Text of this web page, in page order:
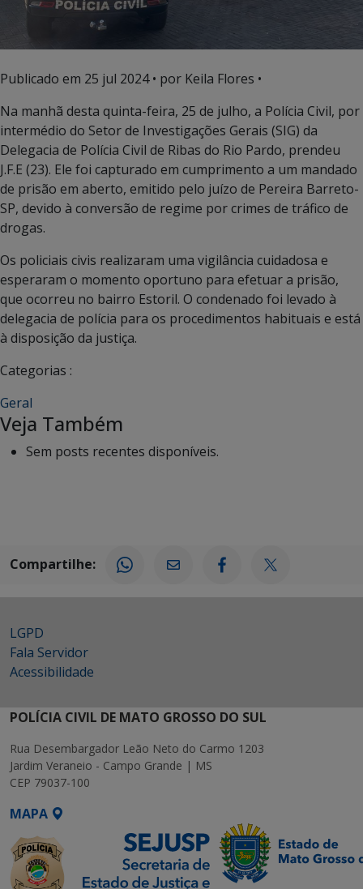
Publicado em 25 jul 2024• por Keila Flores •
Na manhã desta quinta-feira, 25 de julho, a Polícia Civil, por
intermédio do Setor de Investigações Gerais (SIG) da
Delegacia de Polícia Civil de Ribas do Rio Pardo, prendeu
J.F.E (23). Ele foi capturado em cumprimento a um mandado
de prisão em aberto, emitido pelo juízo de Pereira Barreto-
SP, devido à conversão de regime por crimes de tráfico de
drogas.
Os policiais civis realizaram uma vigilância cuidadosa e
esperaram o momento oportuno para efetuar a prisão,
que ocorreu no bairro Estoril. O condenado foi levado à
delegacia de polícia para os procedimentos habituais e está
à disposição da justiça.
Categorias :
Geral
Veja Também
Sem posts recentes disponíveis.
Compartilhe:
LGPD
Fala Servidor
Acessibilidade
POLÍCIA CIVIL DE MATO GROSSO DO SUL
Rua Desembargador Leão Neto do Carmo 1203
Jardim Veraneio - Campo Grande | MS
CEP 79037-100
MAPA